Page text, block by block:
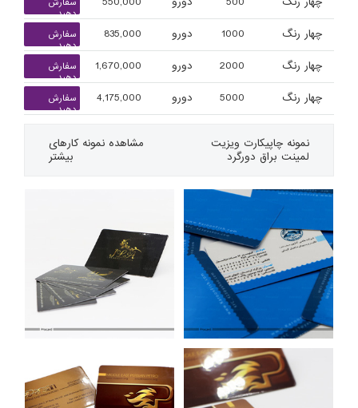
دهید
چهار رنگ 1000 دورو 835,000
سفارش
دهید
چهار رنگ 2000 دورو 1,670,000
سفارش
دهید
چهار رنگ 5000 دورو 4,175,000
سفارش
دهید
نمونه چاپیکارت ویزیت
لمینت براق دورگرد
مشاهده نمونه کارهای
بیشتر